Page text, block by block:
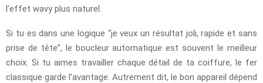
l’effet wavy plus naturel.
Si tu es dans une logique “je veux un résultat joli, rapide et sans
prise de tête”, le boucleur automatique est souvent le meilleur
choix. Si tu aimes travailler chaque détail de ta coiffure, le fer
classique garde l’avantage. Autrement dit, le bon appareil dépend